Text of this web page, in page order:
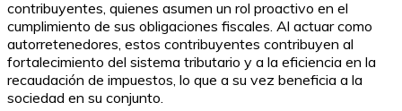
contribuyentes, quienes asumen un rol proactivo en el
cumplimiento de sus obligaciones fiscales. Al actuar como
autorretenedores, estos contribuyentes contribuyen al
fortalecimiento del sistema tributario y a la eficiencia en la
recaudación de impuestos, lo que a su vez beneficia a la
sociedad en su conjunto.